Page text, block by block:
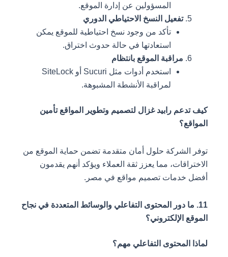
المسؤولين عن إدارة الموقع.
تفعيل النسخ الاحتياطي الدوري
تأكد من وجود نسخ احتياطية للموقع يمكن
استعادتها في حالة حدوث اختراق.
مراقبة الموقع بانتظام
استخدم أدوات مثل Sucuri أو SiteLock
لمراقبة الأنشطة المشبوهة.
كيف تدعم رابيد غزال لتصميم وتطوير المواقع تأمين
المواقع؟
توفر الشركة حلول أمان متقدمة تضمن حماية الموقع من
الاختراقات، مما يعزز ثقة العملاء ويؤكد أنهم يقدمون
أفضل خدمات تصميم مواقع في مصر.
11. ما دور المحتوى التفاعلي والوسائط المتعددة في نجاح
الموقع الإلكتروني؟
لماذا المحتوى التفاعلي مهم؟